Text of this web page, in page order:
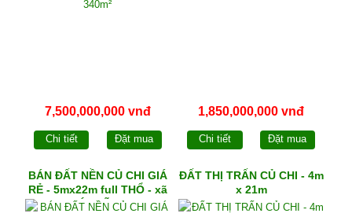
7,500,000,000 vnđ
Chi tiết Đặt mua
1,850,000,000 vnđ
Chi tiết Đặt mua
BÁN ĐẤT NỀN CỦ CHI GIÁ
RẺ - 5mx22m full THỔ - xã
PHƯỚC VĨNH AN
ĐẤT THỊ TRẤN CỦ CHI - 4m
x 21m